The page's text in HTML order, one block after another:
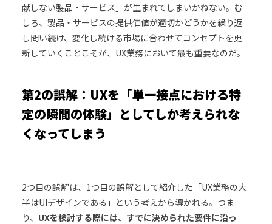
献しない製品・サービス」が生まれてしまいかねない。む
しろ、製品・サービスの提供価値が適切かどうかを繰り返
し問い続け、変化し続ける市場に合わせてコンセプトを更
新していくことこそが、UX業務において最も重要なのだ。
第2の誤解：UXを「単一接点における特
定の瞬間の体験」としてしか考えられな
くなってしまう
2つ目の誤解は、1つ目の誤解として紹介した「UX業務の大
半はUIデザインである」という考えから導かれる。つま
り、 UXを検討する際には、すでに決められた要件に沿っ